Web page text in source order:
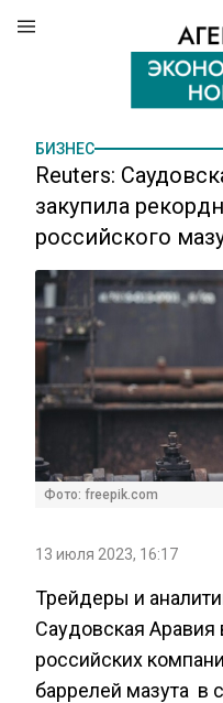
БИЗНЕС
Reuters:
закупила
российского
Фото: freepik.com
13 июля 2023, 16:17
Трейдеры и
Саудовская Аравия
российских
баррелей мазута в